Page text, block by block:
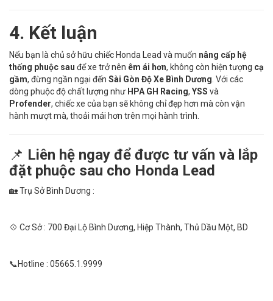
4. Kết luận
Nếu bạn là chủ sở hữu chiếc Honda Lead và muốn nâng cấp hệ
thống phuộc sau để xe trở nên êm ái hơn, không còn hiện tượng cạ
gầm, đừng ngần ngại đến Sài Gòn Độ Xe Bình Dương . Với các
dòng phuộc độ chất lượng như HPA GH Racing, YSS và
Profender, chiếc xe của bạn sẽ không chỉ đẹp hơn mà còn vận
hành mượt mà, thoải mái hơn trên mọi hành trình.
📌 Liên hệ ngay để được tư vấn và lắp
đặt phuộc sau cho Honda Lead
🏡 Trụ Sở Bình Dương :
💠 Cơ Sở : 700 Đại Lộ Bình Dương, Hiệp Thành, Thủ Dầu Một, BD
📞Hotline : 05665.1.9999